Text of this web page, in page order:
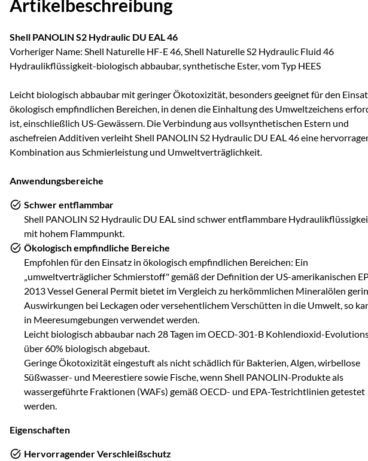
Artikelbeschreibung
Shell PANOLIN S2 Hydraulic DU EAL 46
Vorheriger Name: Shell Naturelle HF-E 46, Shell Naturelle S2 Hydraulic Fluid 46
Hydraulikflüssigkeit-biologisch abbaubar, synthetische Ester, vom Typ HEES
Leicht biologisch abbaubar mit geringer Ökotoxizität, besonders geeignet für den
ökologisch empfindlichen Bereichen, in denen die Einhaltung des Umweltzeichens
ist, einschließlich US-Gewässern. Die Verbindung aus vollsynthetischen Estern und
aschefreien Additiven verleiht Shell PANOLIN S2 Hydraulic DU EAL 46 eine
Kombination aus Schmierleistung und Umweltverträglichkeit.
Anwendungsbereiche
Schwer entflammbar
Shell PANOLIN S2 Hydraulic DU EAL sind schwer entflammbare
mit hohem Flammpunkt.
Ökologisch empfindliche Bereiche
Empfohlen für den Einsatz in ökologisch empfindlichen Bereichen: Ein
„umweltverträglicher Schmierstoff" gemäß der Definition der US-amerikanischen
2013 Vessel General Permit bietet im Vergleich zu herkömmlichen Mineralölen
Auswirkungen bei Leckagen oder versehentlichem Verschütten in die Umwelt, so
in Meeresumgebungen verwendet werden.
Leicht biologisch abbaubar nach 28 Tagen im OECD-301-B Kohlendioxid-
über 60% biologisch abgebaut.
Geringe Ökotoxizität eingestuft als nicht schädlich für Bakterien, Algen, wirbellose
Süßwasser- und Meerestiere sowie Fische, wenn Shell PANOLIN-Produkte als
wassergeführte Fraktionen (WAFs) gemäß OECD- und EPA-Testrichtlinien getestet
werden.
Eigenschaften
Hervorragender Verschleißschutz